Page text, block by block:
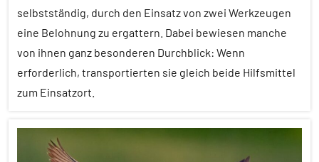
In
aller
Kürze
Inter-
Spezies
anthropogene
selbstständig, durch den Einsatz von zwei Werkzeugen
eine Belohnung zu ergattern. Dabei bewiesen manche
von ihnen ganz besonderen Durchblick: Wenn
erforderlich, transportierten sie gleich beide Hilfsmittel
zum Einsatzort.
Artikel